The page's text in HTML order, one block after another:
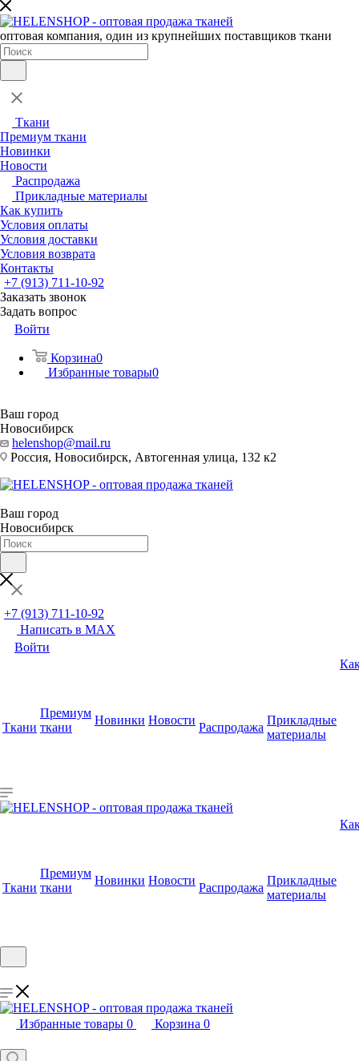
оптовая компания, один из крупнейших поставщиков ткани
Ткани
Премиум ткани
Новинки
Новости
Распродажа
Прикладные материалы
Как купить
Условия оплаты
Условия доставки
Условия возврата
Контакты
+7 (913) 711-10-92
Заказать звонок
Задать вопрос
Войти
Корзина0
Избранные товары0
Ваш город
Новосибирск
helenshop@mail.ru
Россия, Новосибирск, Автогенная улица, 132 к2
Ваш город
Новосибирск
+7 (913) 711-10-92
Написать в MAX
Войти
Ткани
Премиум
ткани
Новинки Новости
Распродажа
Прикладные
материалы
Ткани
Премиум
ткани
Новинки Новости
Распродажа
Прикладные
материалы
Избранные товары 0 Корзина 0